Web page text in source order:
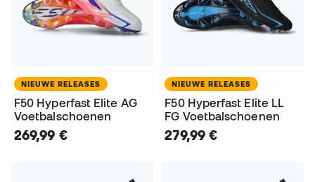
NIEUWE RELEASES
F50 Hyperfast Elite AG
Voetbalschoenen
269,99 €
NIEUWE RELEASES
F50 Hyperfast Elite LL
FG Voetbalschoenen
279,99 €